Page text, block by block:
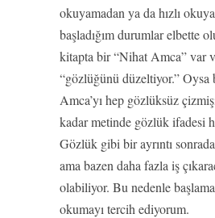
okuyamadan ya da hızlı
başladığım durumlar elbette
kitapta bir “Nihat Amca” var
“gözlüğünü düzeltiyor.” Oysa
Amca’yı hep gözlüksüz
kadar metinde gözlük ifadesi
Gözlük gibi bir ayrıntı
ama bazen daha fazla iş
olabiliyor. Bu nedenle
okumayı tercih ediyorum.